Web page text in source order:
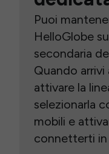
Puoi
HelloGlobe
secondaria
Quando
attivare la
selezionarla
mobili e
connetterti